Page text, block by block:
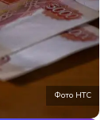
Фото НТС